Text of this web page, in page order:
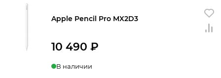
Apple Pencil Pro MX2D3
10 490 ₽
В наличии